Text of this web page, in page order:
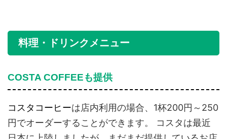
料理・ドリンクメニュー
COSTA COFFEEも提供
コスタコーヒーは店内利用の場合、1杯200円～250
円でオーダーすることができます。 コスタは最近